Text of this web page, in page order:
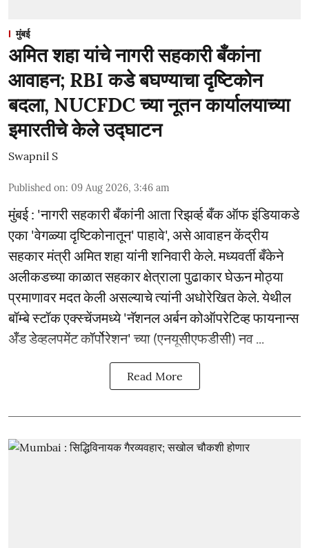
मुंबई
अमित शहा यांचे नागरी सहकारी बँकांना
आवाहन; RBI कडे बघण्याचा दृष्टिकोन
बदला, NUCFDC च्या नूतन कार्यालयाच्या
इमारतीचे केले उद्घाटन
Swapnil S
Published on: 09 Aug 2026, 3:46 am
मुंबई : 'नागरी सहकारी बँकांनी आता रिझर्व्ह बँक ऑफ इंडियाकडे
एका 'वेगळ्या दृष्टिकोनातून' पाहावे', असे आवाहन केंद्रीय
सहकार मंत्री अमित शहा यांनी शनिवारी केले. मध्यवर्ती बँकेने
अलीकडच्या काळात सहकार क्षेत्राला पुढाकार घेऊन मोठ्या
प्रमाणावर मदत केली असल्याचे त्यांनी अधोरेखित केले. येथील
बॉम्बे स्टॉक एक्स्चेंजमध्ये 'नॅशनल अर्बन कोऑपरेटिव्ह फायनान्स
अँड डेव्हलपमेंट कॉर्पोरेशन' च्या (एनयूसीएफडीसी) नव ...
Read More